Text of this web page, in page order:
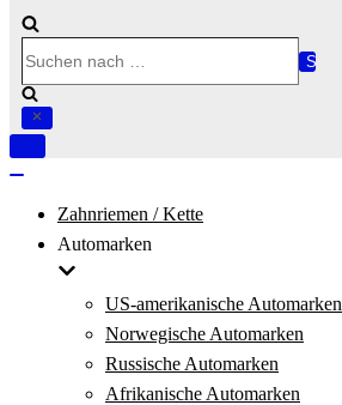
nach …
Navigation
Zahnriemen / Kette
Automarken
US-amerikanische Automarken
Norwegische Automarken
Russische Automarken
Afrikanische Automarken